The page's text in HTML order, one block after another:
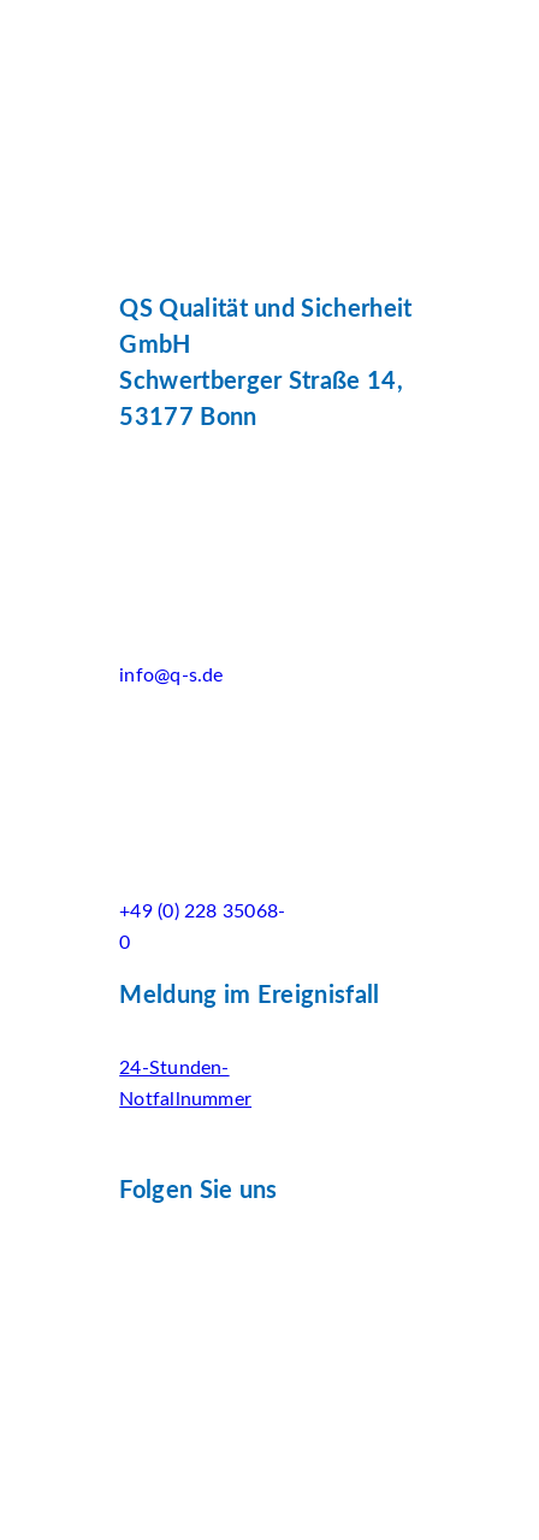
QS Qualität und Sicherheit
GmbH
Schwertberger Straße 14,
53177 Bonn
info@q-s.de
+49 (0) 228 35068-
0
Meldung im Ereignisfall
24-Stunden-
Notfallnummer
Folgen Sie uns